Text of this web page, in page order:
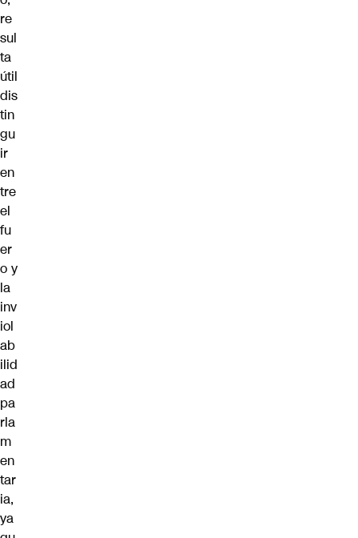
re
sul
ta
útil
dis
tin
gu
ir
en
tre
el
fu
er
o y
la
inv
iol
ab
ilid
ad
pa
rla
m
en
tar
ia,
ya